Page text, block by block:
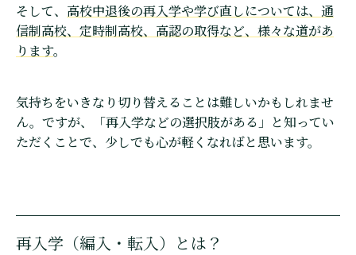
そして、 高校中退後の再入学や学び直しについては、通
信制高校、定時制高校、高認の取得など、様々な道があ
ります。
気持ちをいきなり切り替えることは難しいかもしれませ
ん。ですが、「再入学などの選択肢がある」と知ってい
ただくことで、少しでも心が軽くなればと思います。
再入学（編入・転入）とは？